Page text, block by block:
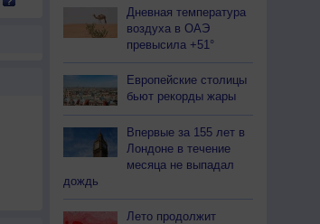
Дневная температура
воздуха в ОАЭ
превысила +51°
Европейские столицы
бьют рекорды жары
Впервые за 155 лет в
Лондоне в течение
месяца не выпадал
дождь
Лето продолжит